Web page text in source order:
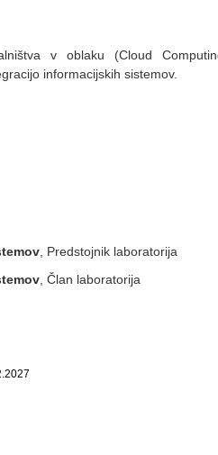
v oblaku (Cloud
informacijskih sistemov.
, Predstojnik laboratorija
, Član laboratorija